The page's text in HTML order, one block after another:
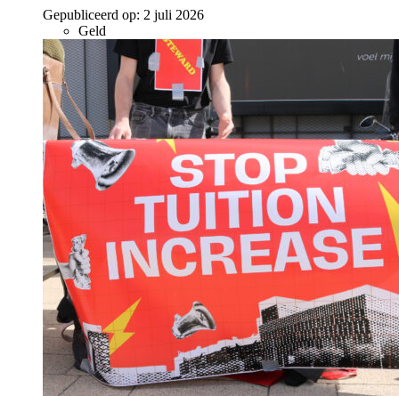
Gepubliceerd op: 2 juli 2026
Geld